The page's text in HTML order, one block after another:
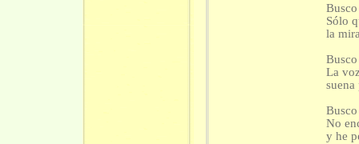
Sólo
la
La
suena
No
y he